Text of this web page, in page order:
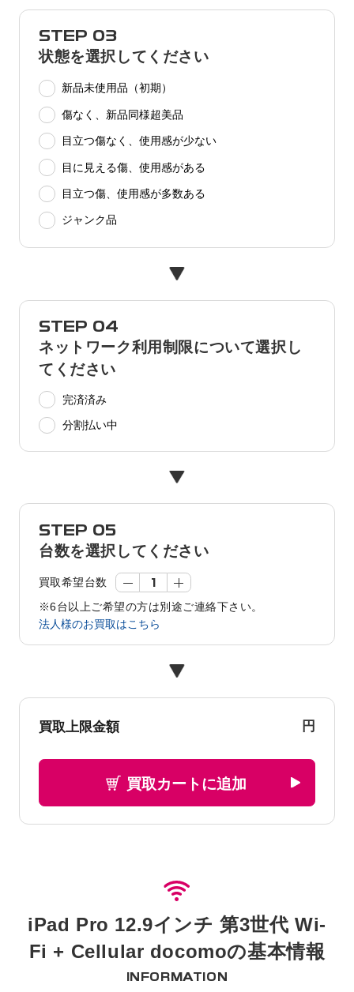
STEP 03
状態を選択してください
新品未使用品（初期）
傷なく、新品同様超美品
目立つ傷なく、使用感が少ない
目に見える傷、使用感がある
目立つ傷、使用感が多数ある
ジャンク品
STEP 04
ネットワーク利用制限について選択し
てください
完済済み
分割払い中
STEP 05
台数を選択してください
買取希望台数
※6台以上ご希望の方は別途ご連絡下さい。
法人様のお買取はこちら
買取上限金額 円
買取カートに追加
iPad Pro 12.9インチ 第3世代 Wi-
Fi + Cellular docomoの基本情報
INFORMATION